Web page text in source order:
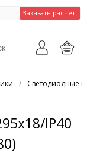
Заказать расчет
/ Светодиодные
IP40